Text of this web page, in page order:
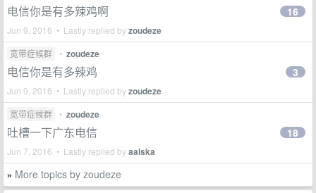
电信你是有多辣鸡啊
Jun 9, 2016 • Lastly replied byzoudeze
16
宽带症候群 • zoudeze
电信你是有多辣鸡
Jun 9, 2016 • Lastly replied byzoudeze
3
宽带症候群 • zoudeze
吐槽一下广东电信
Jun 7, 2016 • Lastly replied byaalska
18
» More topics by zoudeze